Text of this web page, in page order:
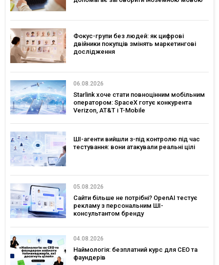
Фокус-групи без людей: як цифрові
двійники покупців змінять маркетингові
дослідження
06.08.2026
Starlink хоче стати повноцінним мобільним
оператором: SpaceX готує конкурента
Verizon, AT&T і T-Mobile
ШІ-агенти вийшли з-під контролю під час
тестування: вони атакували реальні цілі
05.08.2026
Сайти більше не потрібні? OpenAI тестує
рекламу з персональним ШІ-
консультантом бренду
04.08.2026
Наймологія: безплатний курс для CEO та
фаундерів